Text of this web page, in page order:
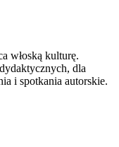
włoską kulturę.
dla
i spotkania autorskie.